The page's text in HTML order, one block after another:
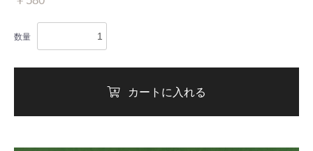
数量
カートに入れる